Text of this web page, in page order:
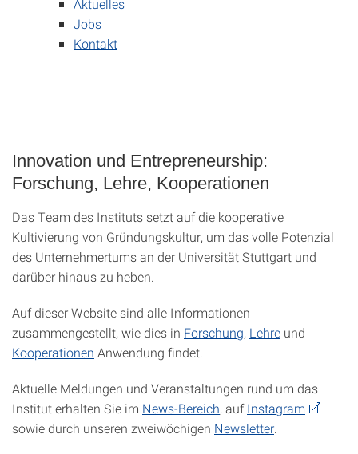
Aktuelles
Jobs
Kontakt
Innovation und Entrepreneurship:
Forschung, Lehre, Kooperationen
Das Team des Instituts setzt auf die kooperative
Kultivierung von Gründungskultur, um das volle Potenzial
des Unternehmertums an der Universität Stuttgart und
darüber hinaus zu heben.
Auf dieser Website sind alle Informationen
zusammengestellt, wie dies in Forschung, Lehre und
Kooperationen Anwendung findet.
Aktuelle Meldungen und Veranstaltungen rund um das
Institut erhalten Sie im News-Bereich, aufInstagram
sowie durch unseren zweiwöchigen Newsletter